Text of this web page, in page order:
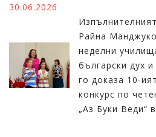
30.06.2026
Райна
неделни
български дух
го доказа 10-
конкурс по
„Аз Буки Веди“